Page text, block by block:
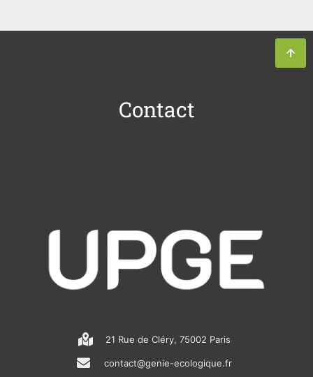
Contact
21 Rue de Cléry, 75002 Paris
contact@genie-ecologique.fr